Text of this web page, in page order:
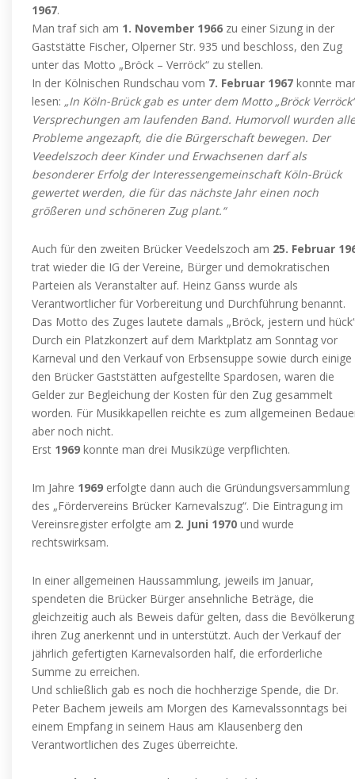
1967.
Man traf sich am 1. November 1966 zu einer Sizung in der
Gaststätte Fischer, Olperner Str. 935 und beschloss, den Zug
unter das Motto „Bröck – Verröck“ zu stellen.
In der Kölnischen Rundschau vom 7. Februar 1967 konnte
lesen: „In Köln-Brück gab es unter dem Motto „Bröck Verröck“
Versprechungen am laufenden Band. Humorvoll wurden alle
Probleme angezapft, die die Bürgerschaft bewegen. Der
Veedelszoch deer Kinder und Erwachsenen darf als
besonderer Erfolg der Interessengemeinschaft Köln-Brück
gewertet werden, die für das nächste Jahr einen noch
größeren und schöneren Zug plant.“
Auch für den zweiten Brücker Veedelszoch am 25. Februar
trat wieder die IG der Vereine, Bürger und demokratischen
Parteien als Veranstalter auf. Heinz Ganss wurde als
Verantwortlicher für Vorbereitung und Durchführung benannt.
Das Motto des Zuges lautete damals „Bröck, jestern und
Durch ein Platzkonzert auf dem Marktplatz am Sonntag vor
Karneval und den Verkauf von Erbsensuppe sowie durch einige
den Brücker Gaststätten aufgestellte Spardosen, waren die
Gelder zur Begleichung der Kosten für den Zug gesammelt
worden. Für Musikkapellen reichte es zum allgemeinen
aber noch nicht.
Erst 1969 konnte man drei Musikzüge verpflichten.
Im Jahre 1969 erfolgte dann auch die Gründungsversammlung
des „Fördervereins Brücker Karnevalszug“. Die Eintragung im
Vereinsregister erfolgte am 2. Juni 1970 und wurde
rechtswirksam.
In einer allgemeinen Haussammlung, jeweils im Januar,
spendeten die Brücker Bürger ansehnliche Beträge, die
gleichzeitig auch als Beweis dafür gelten, dass die Bevölkerung
ihren Zug anerkennt und in unterstützt. Auch der Verkauf der
jährlich gefertigten Karnevalsorden half, die erforderliche
Summe zu erreichen.
Und schließlich gab es noch die hochherzige Spende, die Dr.
Peter Bachem jeweils am Morgen des Karnevalssonntags bei
einem Empfang in seinem Haus am Klausenberg den
Verantwortlichen des Zuges überreichte.